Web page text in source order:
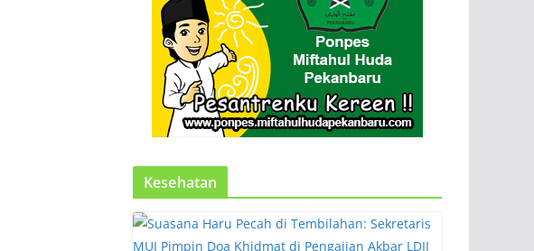
Kesehatan